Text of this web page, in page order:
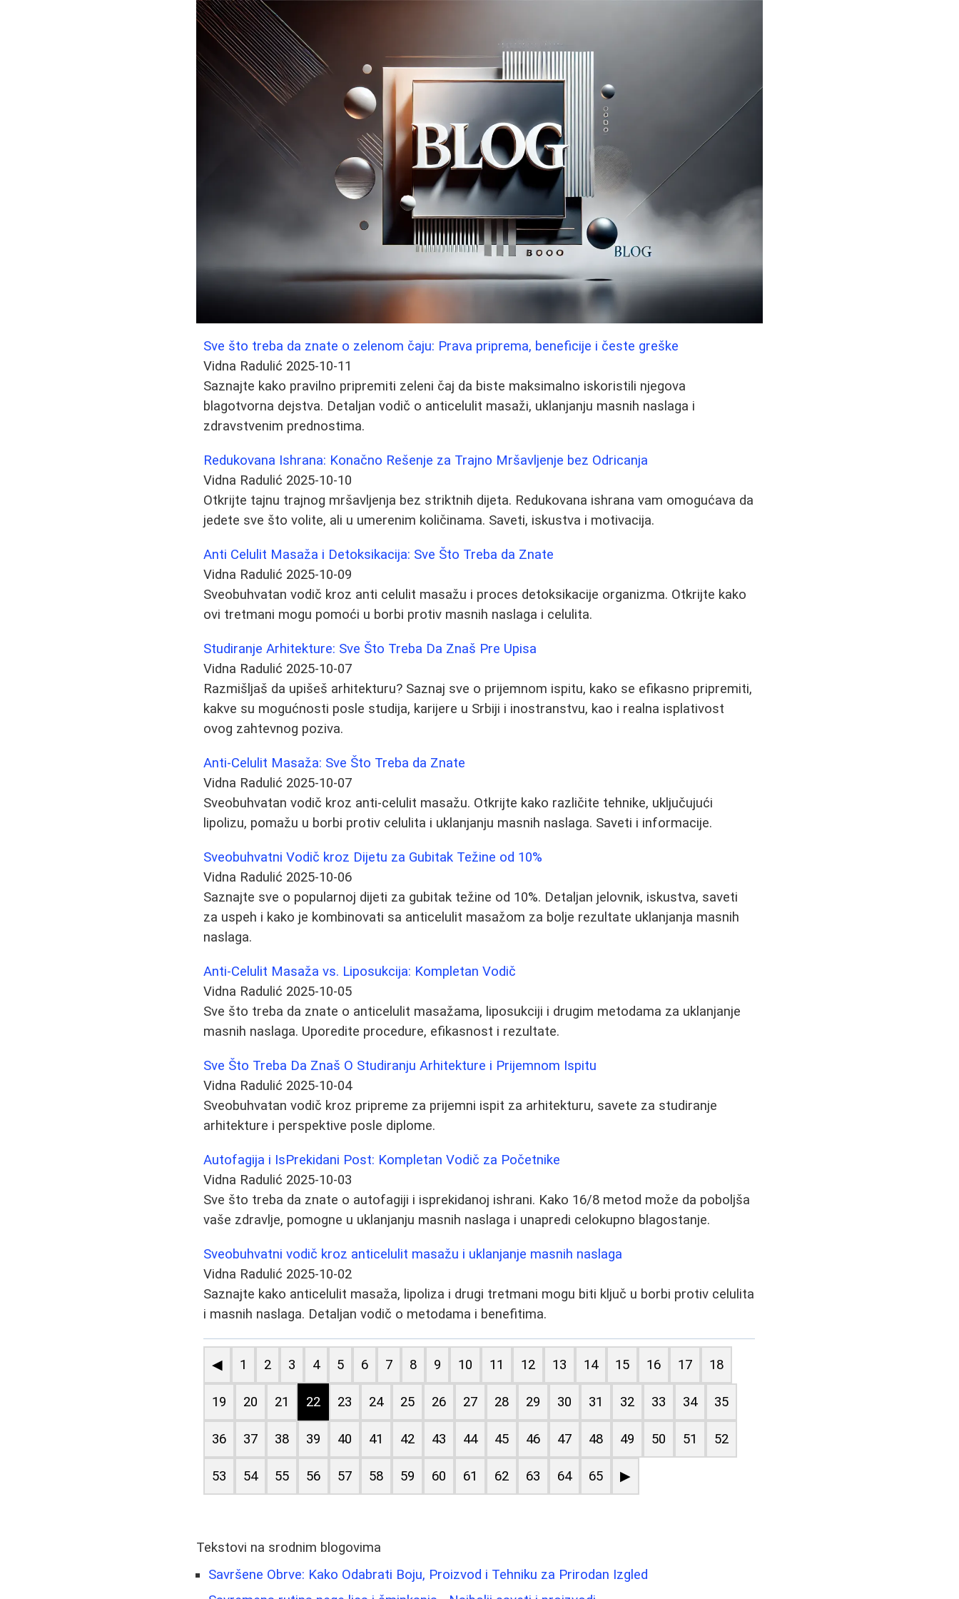
Sve što treba da znate o zelenom čaju: Prava priprema, beneficije i česte greške
Vidna Radulić 2025-10-11
Saznajte kako pravilno pripremiti zeleni čaj da biste maksimalno iskoristili njegova
blagotvorna dejstva. Detaljan vodič o anticelulit masaži, uklanjanju masnih naslaga i
zdravstvenim prednostima.
Redukovana Ishrana: Konačno Rešenje za Trajno Mršavljenje bez Odricanja
Vidna Radulić 2025-10-10
Otkrijte tajnu trajnog mršavljenja bez striktnih dijeta. Redukovana ishrana vam omogućava da
jedete sve što volite, ali u umerenim količinama. Saveti, iskustva i motivacija.
Anti Celulit Masaža i Detoksikacija: Sve Što Treba da Znate
Vidna Radulić 2025-10-09
Sveobuhvatan vodič kroz anti celulit masažu i proces detoksikacije organizma. Otkrijte kako
ovi tretmani mogu pomoći u borbi protiv masnih naslaga i celulita.
Studiranje Arhitekture: Sve Što Treba Da Znaš Pre Upisa
Vidna Radulić 2025-10-07
Razmišljaš da upišeš arhitekturu? Saznaj sve o prijemnom ispitu, kako se efikasno pripremiti,
kakve su mogućnosti posle studija, karijere u Srbiji i inostranstvu, kao i realna isplativost
ovog zahtevnog poziva.
Anti-Celulit Masaža: Sve Što Treba da Znate
Vidna Radulić 2025-10-07
Sveobuhvatan vodič kroz anti-celulit masažu. Otkrijte kako različite tehnike, uključujući
lipolizu, pomažu u borbi protiv celulita i uklanjanju masnih naslaga. Saveti i informacije.
Sveobuhvatni Vodič kroz Dijetu za Gubitak Težine od 10%
Vidna Radulić 2025-10-06
Saznajte sve o popularnoj dijeti za gubitak težine od 10%. Detaljan jelovnik, iskustva, saveti
za uspeh i kako je kombinovati sa anticelulit masažom za bolje rezultate uklanjanja masnih
naslaga.
Anti-Celulit Masaža vs. Liposukcija: Kompletan Vodič
Vidna Radulić 2025-10-05
Sve što treba da znate o anticelulit masažama, liposukciji i drugim metodama za uklanjanje
masnih naslaga. Uporedite procedure, efikasnost i rezultate.
Sve Što Treba Da Znaš O Studiranju Arhitekture i Prijemnom Ispitu
Vidna Radulić 2025-10-04
Sveobuhvatan vodič kroz pripreme za prijemni ispit za arhitekturu, savete za studiranje
arhitekture i perspektive posle diplome.
Autofagija i IsPrekidani Post: Kompletan Vodič za Početnike
Vidna Radulić 2025-10-03
Sve što treba da znate o autofagiji i isprekidanoj ishrani. Kako 16/8 metod može da poboljša
vaše zdravlje, pomogne u uklanjanju masnih naslaga i unapredi celokupno blagostanje.
Sveobuhvatni vodič kroz anticelulit masažu i uklanjanje masnih naslaga
Vidna Radulić 2025-10-02
Saznajte kako anticelulit masaža, lipoliza i drugi tretmani mogu biti ključ u borbi protiv celulita
i masnih naslaga. Detaljan vodič o metodama i benefitima.
◀ 1 2 3 4 5 6 7 8 9 10 11 12 13 14 15 16 17 18
19 20 21 22 23 24 25 26 27 28 29 30 31 32 33 34 35
36 37 38 39 40 41 42 43 44 45 46 47 48 49 50 51 52
53 54 55 56 57 58 59 60 61 62 63 64 65 ▶
Tekstovi na srodnim blogovima
Savršene Obrve: Kako Odabrati Boju, Proizvod i Tehniku za Prirodan Izgled